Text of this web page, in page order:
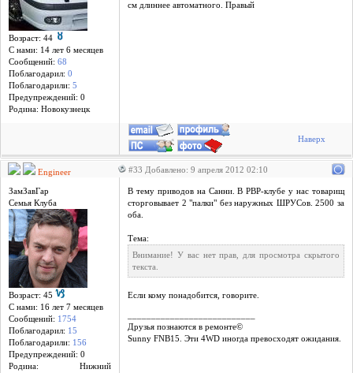
Возраст: 44
С нами: 14 лет 6 месяцев
Сообщений: 68
Поблагодарил: 0
Поблагодарили: 5
Предупреждений: 0
Родина: Новокузнецк
см длиннее автоматного. Правый
Наверх
Engineer #33 Добавлено: 9 апреля 2012 02:10
ЗамЗавГар
Семья Клуба
Возраст: 45
С нами: 16 лет 7 месяцев
Сообщений: 1754
Поблагодарил: 15
Поблагодарили: 156
Предупреждений: 0
Родина: Нижний
В тему приводов на Санни. В РВР-клубе у нас товарищ
сторговывает 2 "палки" без наружных ШРУСов. 2500 за
оба.
Тема:
Внимание! У вас нет прав, для просмотра скрытого
текста.
Если кому понадобится, говорите.
Друзья познаются в ремонте©
Sunny FNB15. Эти 4WD иногда превосходят ожидания.